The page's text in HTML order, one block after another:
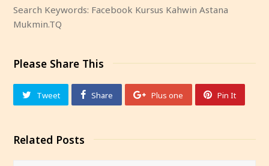
Search Keywords: Facebook Kursus Kahwin Astana
Mukmin.TQ
Please Share This
Tweet Share Plus one Pin It
Related Posts